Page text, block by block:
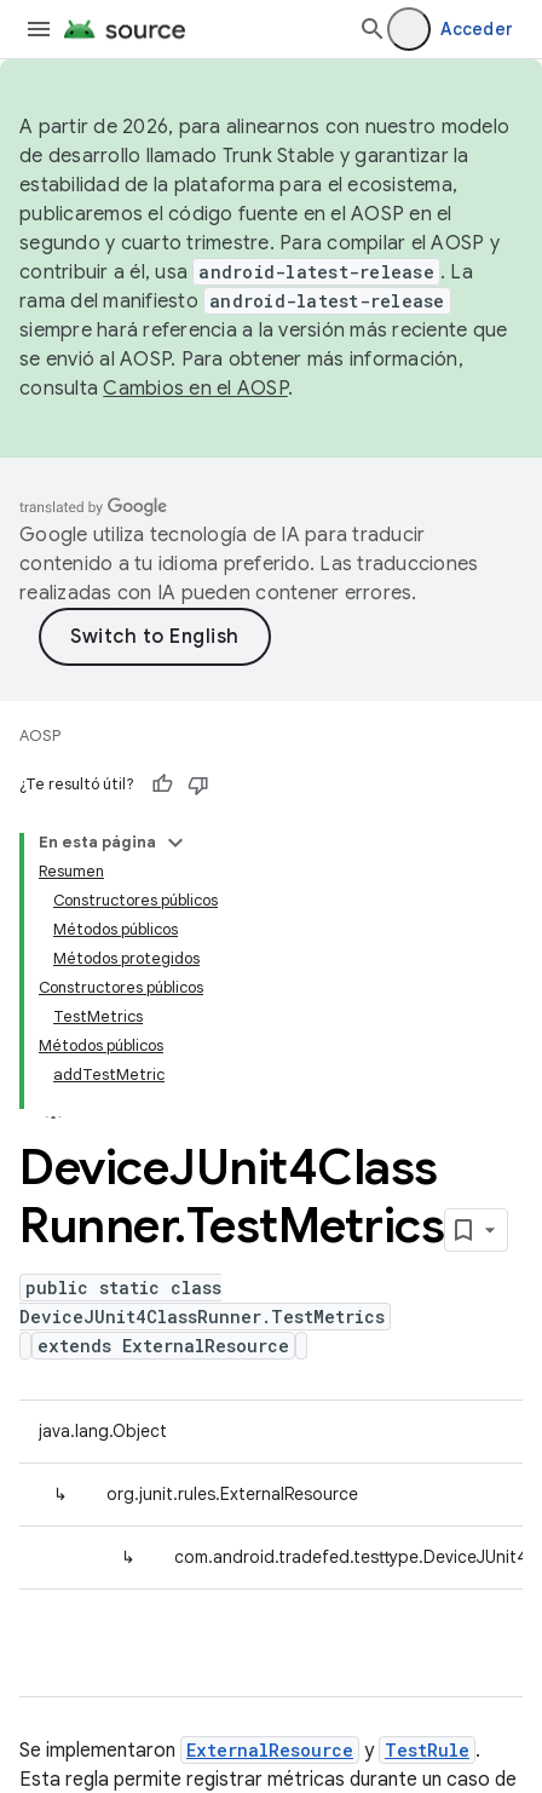
Acceder
A partir de 2026, para alinearnos con nuestro modelo
de desarrollo llamado Trunk Stable y garantizar la
estabilidad de la plataforma para el ecosistema,
publicaremos el código fuente en el AOSP en el
segundo y cuarto trimestre. Para compilar el AOSP y
contribuir a él, usa android-latest-release . La
rama del manifiesto android-latest-release
siempre hará referencia a la versión más reciente que
se envió al AOSP. Para obtener más información,
consultaCambios en el AOSP.
Google utiliza tecnología de IA para traducir
contenido a tu idioma preferido. Las traducciones
realizadas con IA pueden contener errores.
AOSP
¿Te resultó útil?
En esta página
Resumen
Constructores públicos
Métodos públicos
Métodos protegidos
Constructores públicos
TestMetrics
Métodos públicos
addTestMetric
DeviceJUnit4Class
Runner.TestMetrics
public static class
DeviceJUnit4ClassRunner.TestMetrics
extends ExternalResource
java.lang.Object
↳ org.junit.rules.ExternalResource
↳
Se implementaron ExternalResource y TestRule .
Esta regla permite registrar métricas durante un caso de